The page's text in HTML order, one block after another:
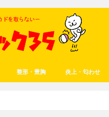
整形・豊胸 炎上・匂わせ